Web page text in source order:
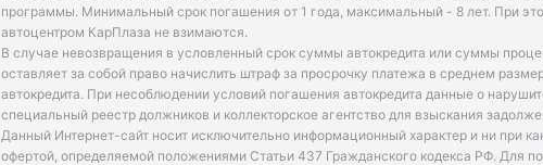
программы. Минимальный срок погашения от 1 года, максимальный - 8 лет. При
автоцентром КарПлаза не взимаются.
В случае невозвращения в условленный срок суммы автокредита или суммы
оставляет за собой право начислить штраф за просрочку платежа в среднем
автокредита. При несоблюдении условий погашения автокредита данные о
специальный реестр должников и коллекторское агентство для взыскания
Данный Интернет-сайт носит исключительно информационный характер и ни при
офертой, определяемой положениями Статьи 437 Гражданского кодекса РФ. Для